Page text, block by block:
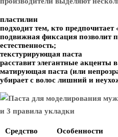
пластилин
подходит тем, кто
подвижная фиксация позволит
естественность;
текстурирующая паста
расставит элегантные акценты
матирующая паста (или
убирает с волос лишний и
Средство Особенности